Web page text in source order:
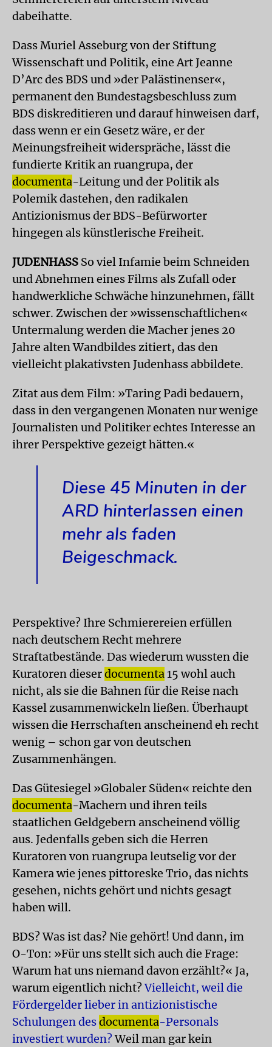
dabeihatte.
Dass Muriel Asseburg von der Stiftung
Wissenschaft und Politik, eine Art Jeanne
D’Arc des BDS und »der Palästinenser«,
permanent den Bundestagsbeschluss zum
BDS diskreditieren und darauf hinweisen darf,
dass wenn er ein Gesetz wäre, er der
Meinungsfreiheit widerspräche, lässt die
fundierte Kritik an ruangrupa, der
documenta-Leitung und der Politik als
Polemik dastehen, den radikalen
Antizionismus der BDS-Befürworter
hingegen als künstlerische Freiheit.
JUDENHASS So viel Infamie beim Schneiden
und Abnehmen eines Films als Zufall oder
handwerkliche Schwäche hinzunehmen, fällt
schwer. Zwischen der »wissenschaftlichen«
Untermalung werden die Macher jenes 20
Jahre alten Wandbildes zitiert, das den
vielleicht plakativsten Judenhass abbildete.
Zitat aus dem Film: »Taring Padi bedauern,
dass in den vergangenen Monaten nur wenige
Journalisten und Politiker echtes Interesse an
ihrer Perspektive gezeigt hätten.«
Diese 45 Minuten in der
ARD hinterlassen einen
mehr als faden
Beigeschmack.
Perspektive? Ihre Schmierereien erfüllen
nach deutschem Recht mehrere
Straftatbestände. Das wiederum wussten die
Kuratoren dieserdocumenta15 wohl auch
nicht, als sie die Bahnen für die Reise nach
Kassel zusammenwickeln ließen. Überhaupt
wissen die Herrschaften anscheinend eh recht
wenig – schon gar von deutschen
Zusammenhängen.
Das Gütesiegel »Globaler Süden« reichte den
documenta-Machern und ihren teils
staatlichen Geldgebern anscheinend völlig
aus. Jedenfalls geben sich die Herren
Kuratoren von ruangrupa leutselig vor der
Kamera wie jenes pittoreske Trio, das nichts
gesehen, nichts gehört und nichts gesagt
haben will.
BDS? Was ist das? Nie gehört! Und dann, im
O-Ton: »Für uns stellt sich auch die Frage:
Warum hat uns niemand davon erzählt?« Ja,
warum eigentlich nicht?Vielleicht, weil die
Fördergelder lieber in antizionistische
Schulungen desdocumenta-Personals
investiert wurden?Weil man gar kein